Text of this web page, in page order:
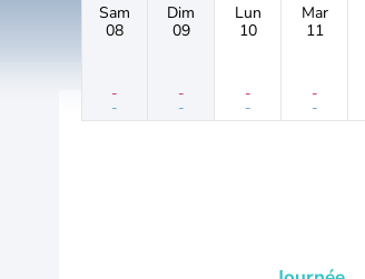
Sam
08
-
-
Dim
09
-
-
Lun
10
-
-
Mar
11
-
-